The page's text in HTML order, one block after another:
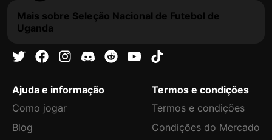
Mais sobre Seleção Nacional de Futebol de
Uganda
Ajuda e informação
Como jogar
Blog
Termos e condições
Termos e condições
Condições do Mercado